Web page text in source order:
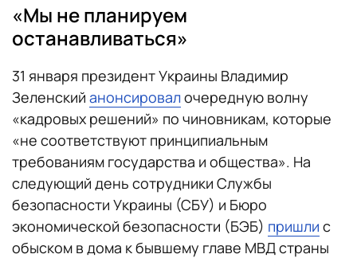
«Мы не планируем
останавливаться»
31 января президент Украины Владимир
Зеленский анонсировалочередную волну
«кадровых решений» по чиновникам, которые
«не соответствуют принципиальным
требованиям государства и общества». На
следующий день сотрудники Службы
безопасности Украины (СБУ) и Бюро
экономической безопасности (БЭБ) пришли с
обыском в дома к бывшему главе МВД страны